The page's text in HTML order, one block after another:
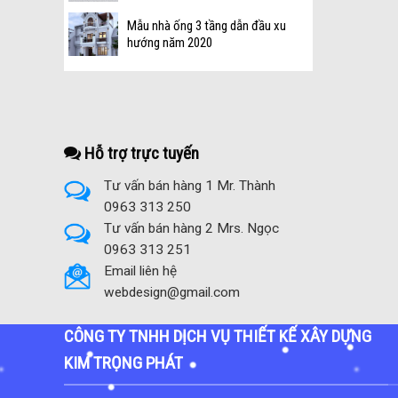
Mẫu nhà ống 3 tầng dẫn đầu xu
hướng năm 2020
Hỗ trợ trực tuyến
Tư vấn bán hàng 1 Mr. Thành
0963 313 250
Tư vấn bán hàng 2 Mrs. Ngọc
0963 313 251
Email liên hệ
webdesign@gmail.com
CÔNG TY TNHH DỊCH VỤ THIẾT KẾ XÂY DỰNG
KIM TRỌNG PHÁT